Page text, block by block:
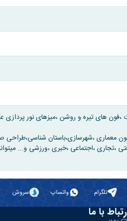
های تیره و روشن ،میزهای نور پردازی
معماری ،شهرسازی،باستان شناسی،طراحی
،تجاری ،اجتماعی ،خبری ،ورزشی و...
تلگرام واتساپ سروش
با ما